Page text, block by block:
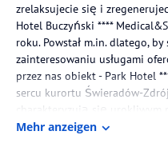
zrelaksujecie się i
Hotel Buczyński ****
roku. Powstał m.in. dlatego,
zainteresowaniu usługami
przez nas obiekt - Park Hotel
sercu kurortu Świeradów-
charakteryzują się urokliwym
standardem wykończenia
Mehr anzeigen